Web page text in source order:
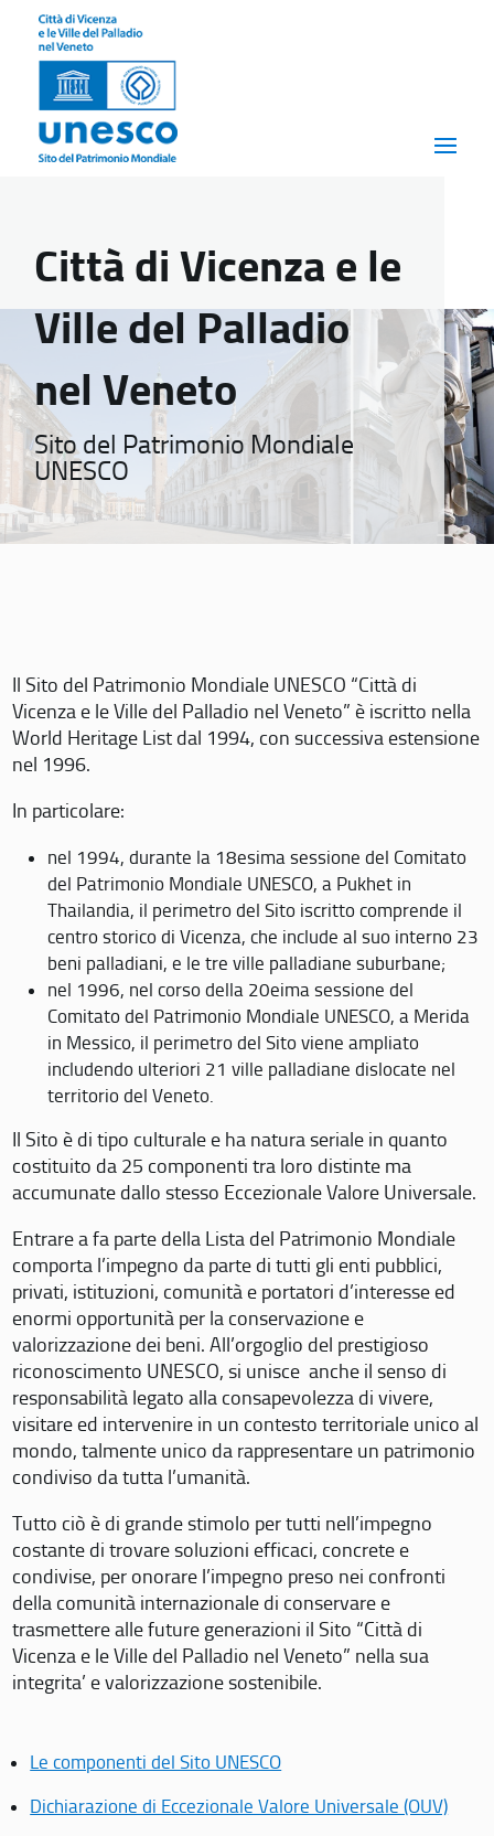
Città di Vicenza e le
Ville del Palladio
nel Veneto
Sito del Patrimonio Mondiale
UNESCO
Il Sito del Patrimonio Mondiale UNESCO “Città di
Vicenza e le Ville del Palladio nel Veneto” è iscritto nella
World Heritage List dal 1994, con successiva estensione
nel 1996.
In particolare:
nel 1994, durante la 18esima sessione del Comitato
del Patrimonio Mondiale UNESCO, a Pukhet in
Thailandia, il perimetro del Sito iscritto comprende il
centro storico di Vicenza, che include al suo interno 23
beni palladiani, e le tre ville palladiane suburbane;
nel 1996, nel corso della 20eima sessione del
Comitato del Patrimonio Mondiale UNESCO, a Merida
in Messico, il perimetro del Sito viene ampliato
includendo ulteriori 21 ville palladiane dislocate nel
territorio del Veneto.
Il Sito è di tipo culturale e ha natura seriale in quanto
costituito da 25 componenti tra loro distinte ma
accumunate dallo stesso Eccezionale Valore Universale.
Entrare a fa parte della Lista del Patrimonio Mondiale
comporta l’impegno da parte di tutti gli enti pubblici,
privati, istituzioni, comunità e portatori d’interesse ed
enormi opportunità per la conservazione e
valorizzazione dei beni. All’orgoglio del prestigioso
riconoscimento UNESCO, si unisce anche il senso di
responsabilità legato alla consapevolezza di vivere,
visitare ed intervenire in un contesto territoriale unico al
mondo, talmente unico da rappresentare un patrimonio
condiviso da tutta l’umanità.
Tutto ciò è di grande stimolo per tutti nell’impegno
costante di trovare soluzioni efficaci, concrete e
condivise, per onorare l’impegno preso nei confronti
della comunità internazionale di conservare e
trasmettere alle future generazioni il Sito “Città di
Vicenza e le Ville del Palladio nel Veneto” nella sua
integrita’ e valorizzazione sostenibile.
Le componenti del Sito UNESCO
Dichiarazione di Eccezionale Valore Universale (OUV)